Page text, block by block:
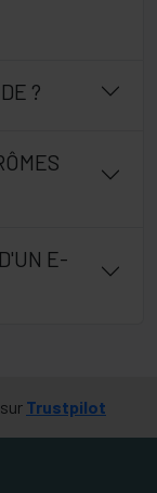
?
E-
Trustpilot